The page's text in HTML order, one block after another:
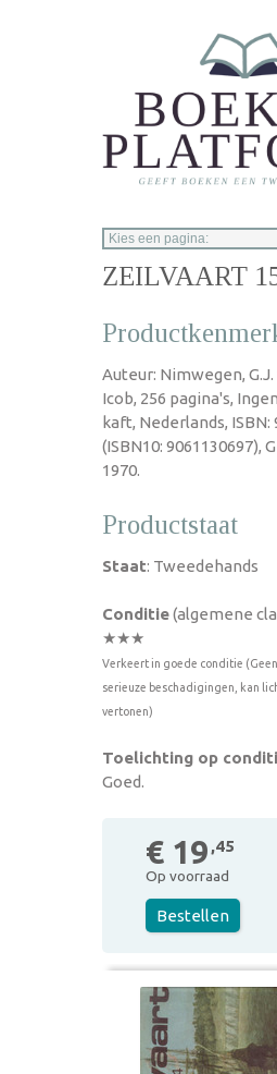
ZEILVAART
Auteur: Nimwegen,
Icob, 256 pagina's,
kaft, Nederlands, ISBN:
(ISBN10: 9061130697),
1970.
Productstaat
Staat: Tweedehands
Conditie(algemene
★★★
Verkeert in goede conditie
serieuze beschadigingen, kan
vertonen)
Toelichting op
Goed.
€ 19 ,45
Op voorraad
Bestellen